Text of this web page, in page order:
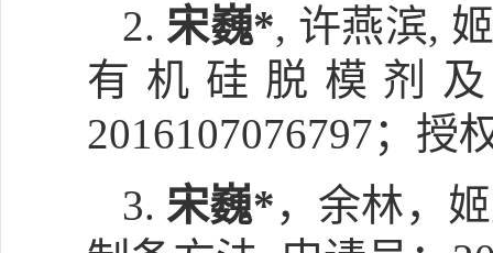
2. 宋巍*, 许燕滨,
有机硅脱模剂
2016107076797；授
3. 宋巍*，余林，